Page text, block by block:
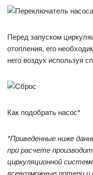
Перед запуском
отопления, его
него воздух используя
Как подобрать насос*
*Приведенные ниже
при расчете
циркуляционной
всевозможные потери